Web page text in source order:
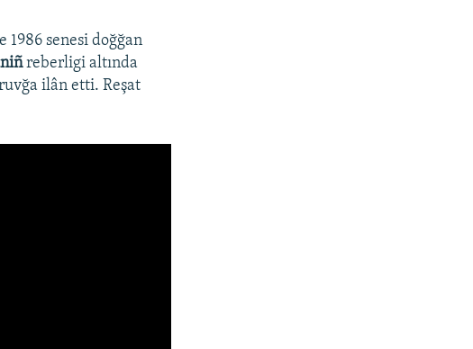
1986 senesi doğğan
reberligi altında
ilân etti. Reşat